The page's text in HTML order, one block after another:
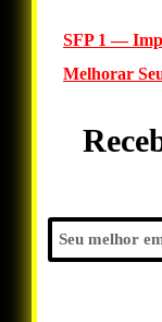
SFP 1 —
Melhorar